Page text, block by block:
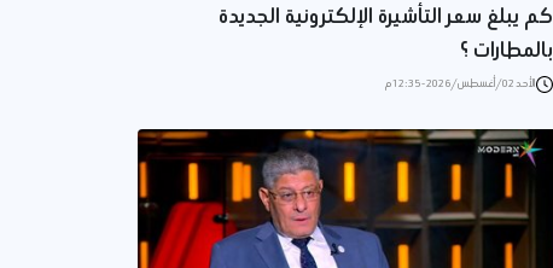
كم يبلغ سعر التأشيرة الإلكترونية الجديدة
بالمطارات ؟
الأحد 02/أغسطس/2026 - 12:35 م